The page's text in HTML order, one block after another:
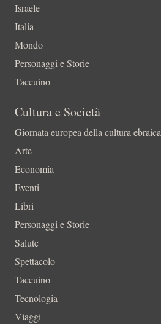
Israele
Italia
Mondo
Personaggi e Storie
Taccuino
Cultura e Società
Giornata europea della cultura ebraica
Arte
Economia
Eventi
Libri
Personaggi e Storie
Salute
Spettacolo
Taccuino
Tecnologia
Viaggi